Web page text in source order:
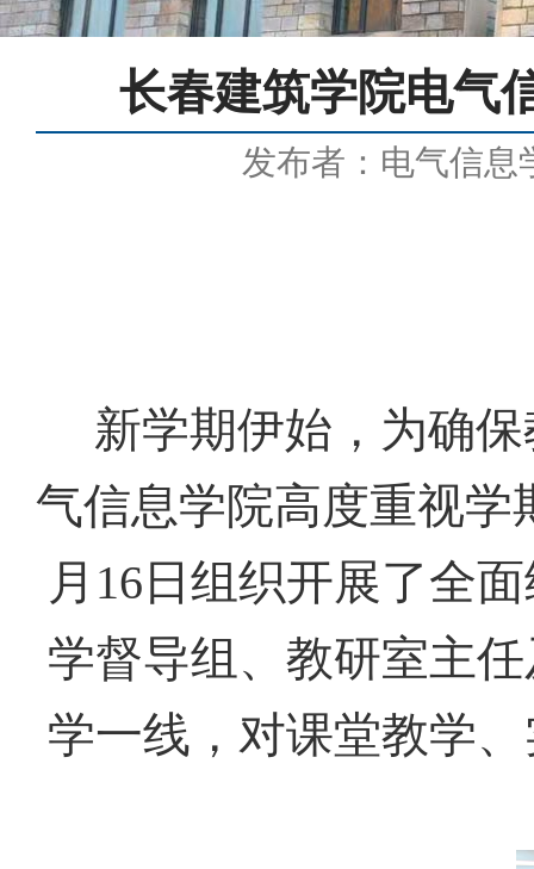
长春建筑学院电气
发布者：电气信息
新学期伊始，为确
气信息学院高度重视学
月 16 日组织开展了全
学督导组、教研室主
学一线，对课堂教学